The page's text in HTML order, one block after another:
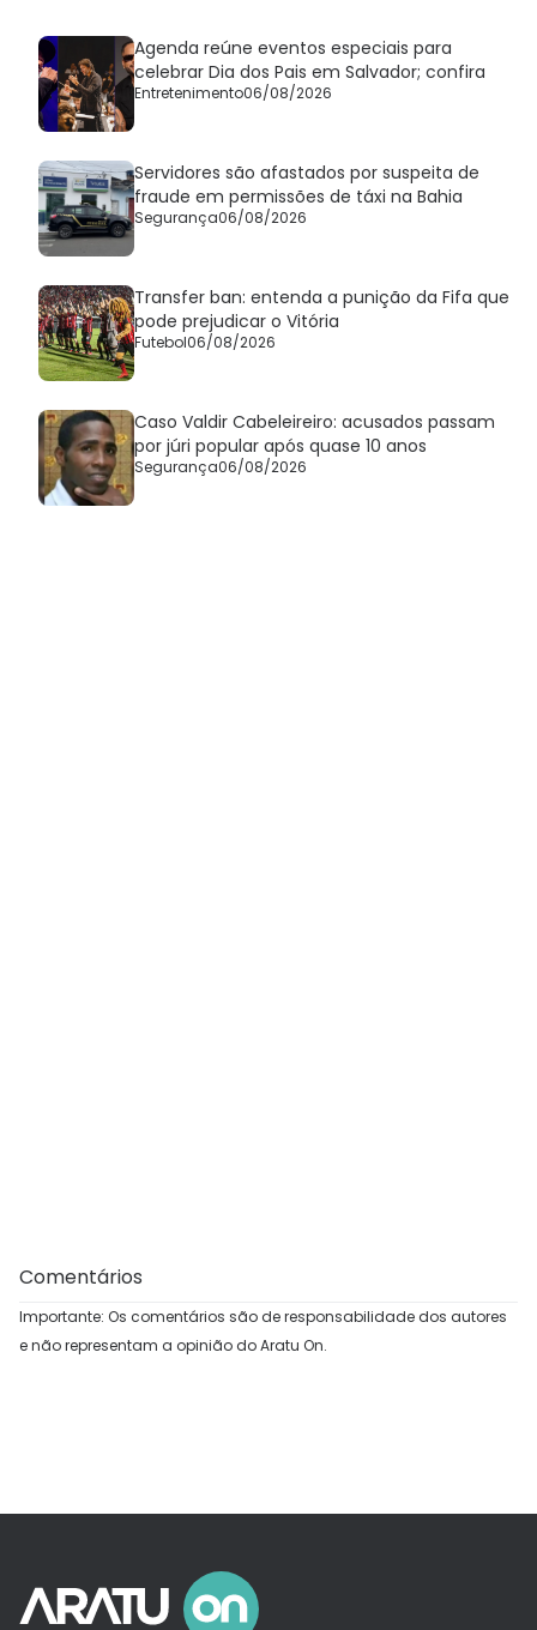
Agenda reúne eventos especiais para
celebrar Dia dos Pais em Salvador; confira
Entretenimento06/08/2026
Servidores são afastados por suspeita de
fraude em permissões de táxi na Bahia
Segurança06/08/2026
Transfer ban: entenda a punição da Fifa que
pode prejudicar o Vitória
Futebol06/08/2026
Caso Valdir Cabeleireiro: acusados passam
por júri popular após quase 10 anos
Segurança06/08/2026
Comentários
Importante: Os comentários são de responsabilidade dos autores
e não representam a opinião do Aratu On.